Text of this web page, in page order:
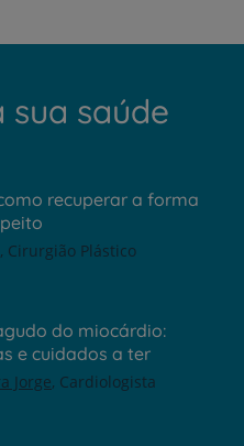
sua saúde
recuperar a forma
Cirurgião Plástico
do miocárdio:
e cuidados a ter
Jorge Cardiologista